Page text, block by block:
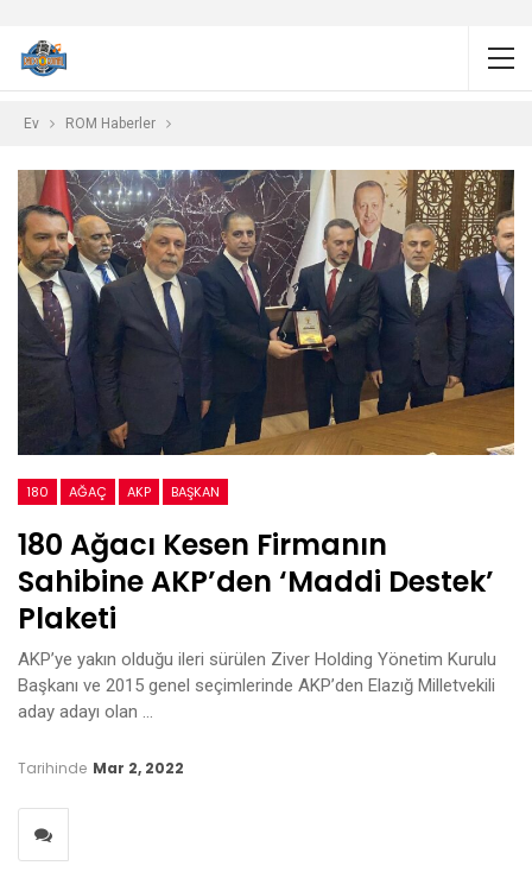
Ev ROM Haberler
180 AĞAÇ AKP BAŞKAN
180 Ağacı Kesen Firmanın
Sahibine AKP’den ‘maddi Destek’
Plaketi
AKP’ye yakın olduğu ileri sürülen Ziver Holding Yönetim Kurulu
Başkanı ve 2015 genel seçimlerinde AKP’den Elazığ Milletvekili
aday adayı olan …
Tarihinde Mar 2, 2022